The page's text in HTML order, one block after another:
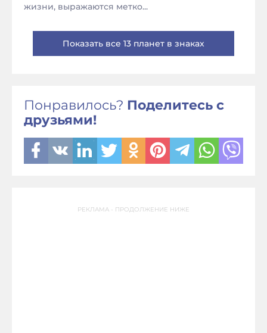
жизни, выражаются метко...
Показать все 13 планет в знаках
Понравилось? Поделитесь с
друзьями!
РЕКЛАМА - ПРОДОЛЖЕНИЕ НИЖЕ